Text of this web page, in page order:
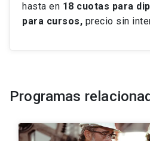
hasta en 18 cuotas para
para cursos, precio sin
Programas